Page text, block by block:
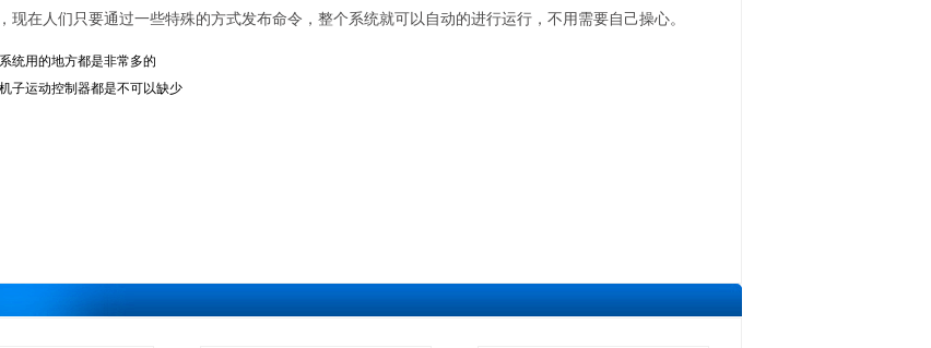
现在人们只要通过一些特殊的方式发布命令，整个系统就可以自动的进行运行，不用需要自己操心。
统用的地方都是非常多的
子运动控制器都是不可以缺少